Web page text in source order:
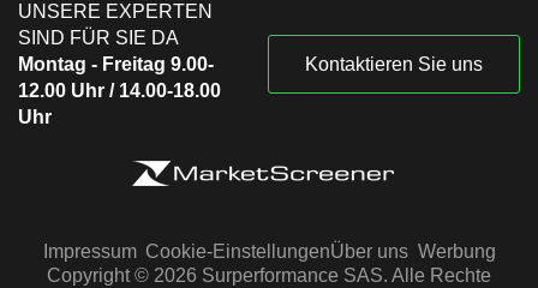
UNSERE EXPERTEN
SIND FÜR SIE DA
Montag - Freitag 9.00-
12.00 Uhr / 14.00-18.00
Uhr
Kontaktieren Sie uns
Impressum Cookie-EinstellungenÜber uns Werbung
Copyright © 2026 Surperformance SAS. Alle Rechte